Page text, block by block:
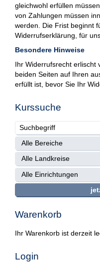
gleichwohl erfüllen
von Zahlungen müssen
werden. Die Frist beginnt
Widerrufserklärung, für
Besondere Hinweise
Ihr Widerrufsrecht erlischt
beiden Seiten auf Ihren
erfüllt ist, bevor Sie Ihr
Kurssuche
Warenkorb
Ihr Warenkorb ist derzeit
Login